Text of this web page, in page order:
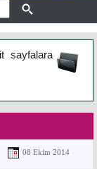
sayfalara
08 Ekim 2014